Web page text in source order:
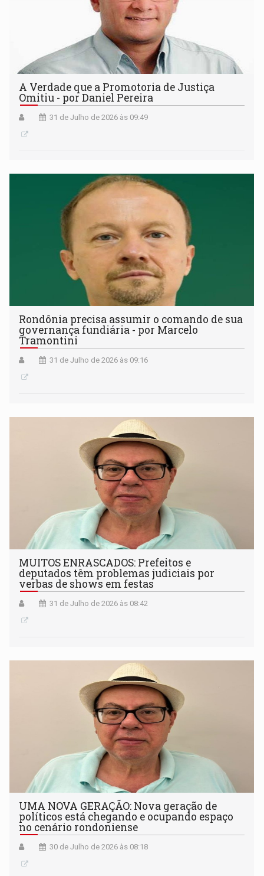
A Verdade que a Promotoria de Justiça
Omitiu - por Daniel Pereira
31 de Julho de 2026 às 09:49
Rondônia precisa assumir o comando de sua
governança fundiária - por Marcelo
Tramontini
31 de Julho de 2026 às 09:16
MUITOS ENRASCADOS: Prefeitos e
deputados têm problemas judiciais por
verbas de shows em festas
31 de Julho de 2026 às 08:42
UMA NOVA GERAÇÃO: Nova geração de
políticos está chegando e ocupando espaço
no cenário rondoniense
30 de Julho de 2026 às 08:18